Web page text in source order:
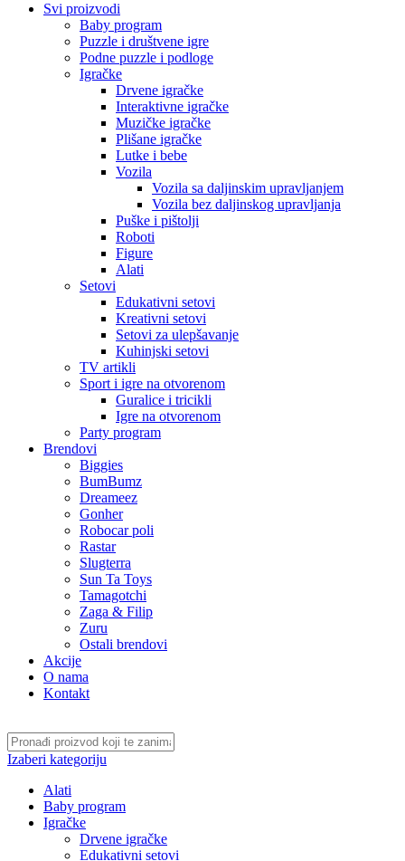
Svi proizvodi
Baby program
Puzzle i društvene igre
Podne puzzle i podloge
Igračke
Drvene igračke
Interaktivne igračke
Muzičke igračke
Plišane igračke
Lutke i bebe
Vozila
Vozila sa daljinskim upravljanjem
Vozila bez daljinskog upravljanja
Puške i pištolji
Roboti
Figure
Alati
Setovi
Edukativni setovi
Kreativni setovi
Setovi za ulepšavanje
Kuhinjski setovi
TV artikli
Sport i igre na otvorenom
Guralice i tricikli
Igre na otvorenom
Party program
Brendovi
Biggies
BumBumz
Dreameez
Gonher
Robocar poli
Rastar
Slugterra
Sun Ta Toys
Tamagotchi
Zaga & Filip
Zuru
Ostali brendovi
Akcije
O nama
Kontakt
Izaberi kategoriju
Alati
Baby program
Igračke
Drvene igračke
Edukativni setovi